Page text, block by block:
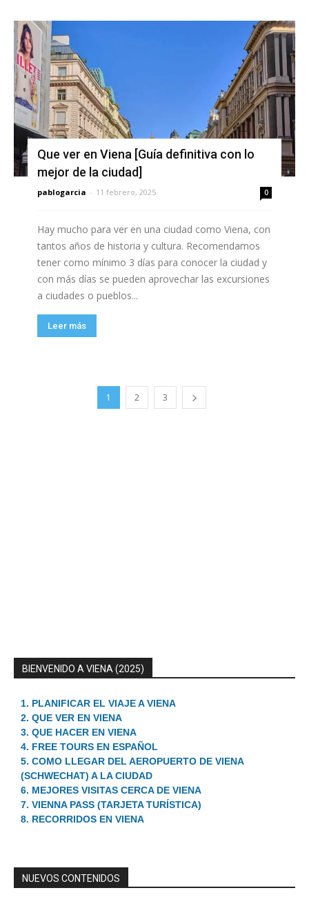
Que ver en Viena [Guía definitiva con lo
mejor de la ciudad]
pablogarcia - 11 febrero, 2025 0
Hay mucho para ver en una ciudad como Viena, con
tantos años de historia y cultura. Recomendamos
tener como mínimo 3 días para conocer la ciudad y
con más días se pueden aprovechar las excursiones
a ciudades o pueblos...
Leer más
1 2 3
BIENVENIDO A VIENA (2025)
1. PLANIFICAR EL VIAJE A VIENA
2. QUE VER EN VIENA
3. QUE HACER EN VIENA
4. FREE TOURS EN ESPAÑOL
5. COMO LLEGAR DEL AEROPUERTO DE VIENA
(SCHWECHAT) A LA CIUDAD
6. MEJORES VISITAS CERCA DE VIENA
7. VIENNA PASS (TARJETA TURÍSTICA)
8. RECORRIDOS EN VIENA
NUEVOS CONTENIDOS